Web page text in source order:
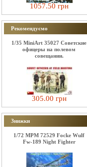
1057.50 грн
Рекомендуємо
1/35 MiniArt 35027 Советские
офицеры на полевом
совещании.
305.00 грн
Знижки
1/72 MPM 72529 Focke Wulf
Fw-189 Night Fighter